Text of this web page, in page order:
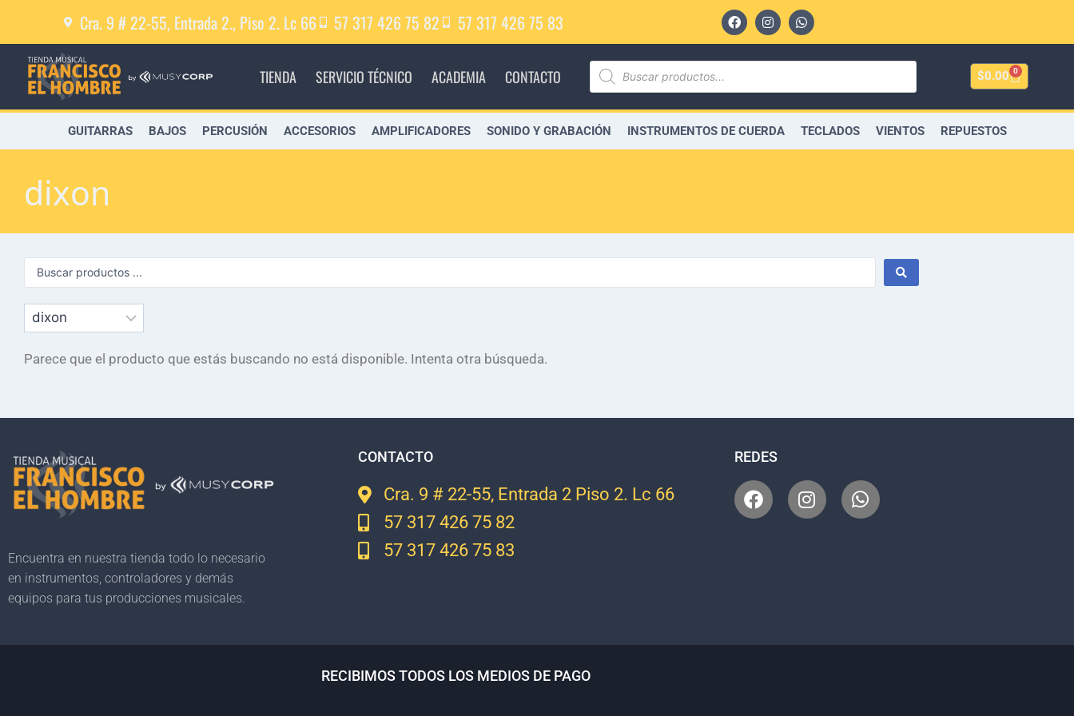
Cra. 9 # 22-55, Entrada 2., Piso 2. Lc 66 57 317 426 75 82 57 317 426 75 83
TIENDA SERVICIO TÉCNICO ACADEMIA CONTACTO $0.00 0
GUITARRAS BAJOS PERCUSIÓN ACCESORIOS AMPLIFICADORES SONIDO Y GRABACIÓN INSTRUMENTOS DE CUERDA TECLADOS VIENTOS REPUESTOS
dixon
Parece que el producto que estás buscando no está disponible. Intenta otra búsqueda.
Encuentra en nuestra tienda todo lo necesario
en instrumentos, controladores y demás
equipos para tus producciones musicales.
CONTACTO
Cra. 9 # 22-55, Entrada 2 Piso 2. Lc 66
57 317 426 75 82
57 317 426 75 83
REDES
RECIBIMOS TODOS LOS MEDIOS DE PAGO